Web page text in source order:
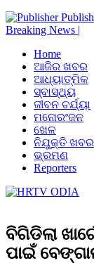
Breaking News |
Home
ଆଜିର ଖବର
ଆଧ୍ୟାତ୍ମିକ
ସ୍ବାସ୍ଥ୍ୟ
ଜୀବନ ଚର୍ଯ୍ୟା
ମନୋରଂଜନ
ଖେଳ
ନିଯୁକ୍ତି ଖବର
ଭ୍ରମଣ
Reporters
ବିଗିଡିଲା
ପାଇଁ